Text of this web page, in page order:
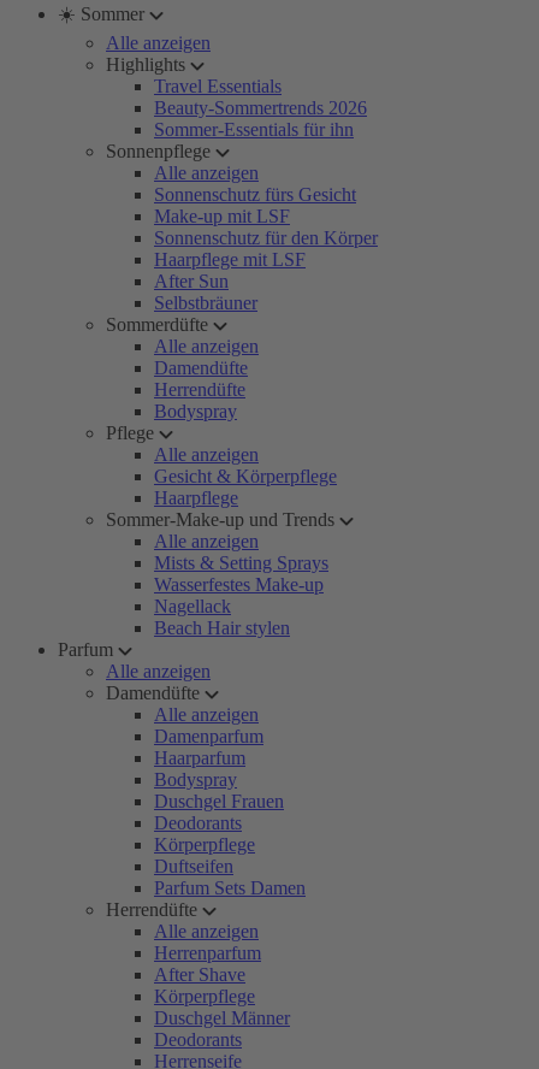
☀️ Sommer
Alle anzeigen
Highlights
Travel Essentials
Beauty-Sommertrends 2026
Sommer-Essentials für ihn
Sonnenpflege
Alle anzeigen
Sonnenschutz fürs Gesicht
Make-up mit LSF
Sonnenschutz für den Körper
Haarpflege mit LSF
After Sun
Selbstbräuner
Sommerdüfte
Alle anzeigen
Damendüfte
Herrendüfte
Bodyspray
Pflege
Alle anzeigen
Gesicht & Körperpflege
Haarpflege
Sommer-Make-up und Trends
Alle anzeigen
Mists & Setting Sprays
Wasserfestes Make-up
Nagellack
Beach Hair stylen
Parfum
Alle anzeigen
Damendüfte
Alle anzeigen
Damenparfum
Haarparfum
Bodyspray
Duschgel Frauen
Deodorants
Körperpflege
Duftseifen
Parfum Sets Damen
Herrendüfte
Alle anzeigen
Herrenparfum
After Shave
Körperpflege
Duschgel Männer
Deodorants
Herrenseife